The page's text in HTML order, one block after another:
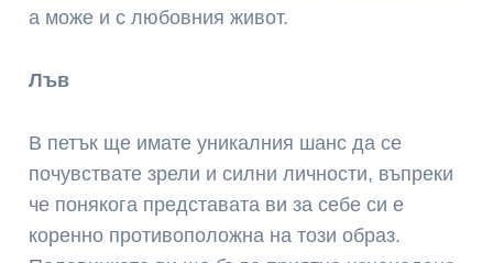
а може и с любовния живот.
Лъв
В петък ще имате уникалния шанс да се
почувствате зрели и силни личности, въпреки
че понякога представата ви за себе си е
коренно противоположна на този образ.